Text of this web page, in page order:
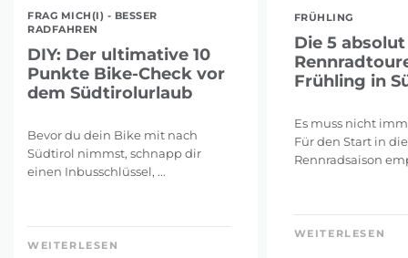
FRAG MICH(I) - BESSER
RADFAHREN
DIY: Der ultimative 10
Punkte Bike-Check vor
dem Südtirolurlaub
Bevor du dein Bike mit nach
Südtirol nimmst, schnapp dir
einen Inbusschlüssel, ...
WEITERLESEN
FRÜHLING
Die 5
Frühling in
Es muss nicht
Für den Start in die
Rennradsaison
WEITERLESEN